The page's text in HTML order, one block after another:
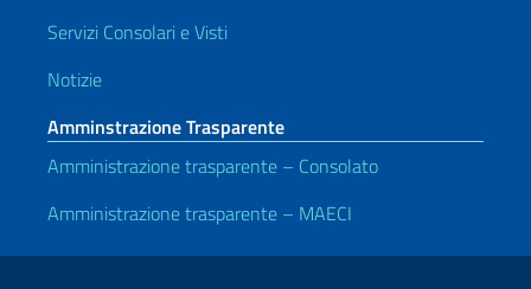
Servizi Consolari e Visti
Notizie
Amminstrazione Trasparente
Amministrazione trasparente – Consolato
Amministrazione trasparente – MAECI
Link Utili